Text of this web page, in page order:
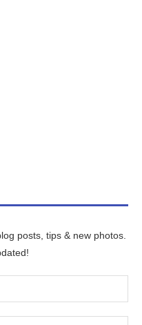
posts, tips & new photos.